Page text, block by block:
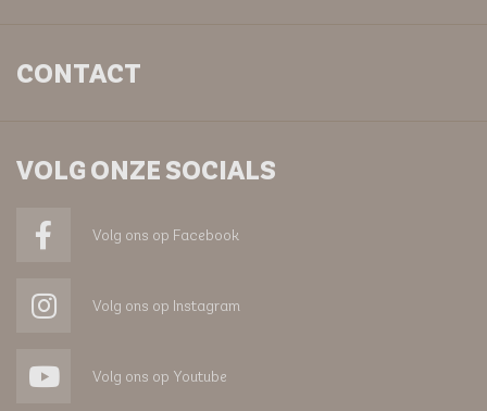
CONTACT
VOLG ONZE SOCIALS
Volg ons op Facebook
Volg ons op Instagram
Volg ons op Youtube